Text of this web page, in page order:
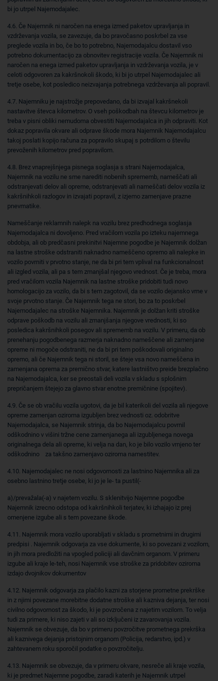
bi jo utrpel Najemodajalec.
4.6. Če Najemnik ni naročen na enega izmed paketov upravljanja in
vzdrževanja vozila, se zavezuje, da bo pravočasno poskrbel za vse
preglede vozila in bo, če bo to potrebno, Najemodajalcu dostavil vso
potrebno dokumentacijo za obnovitev registracije vozila. Če Najemnik ni
naročen na enega izmed paketov upravljanja in vzdrževanja vozila, je v
celoti odgovoren za kakršnokoli škodo, ki bi jo utrpel Najemodajalec ali
tretje osebe, kot posledico neizvajanja potrebnega vzdrževanja ali popravil.
4.7. Najemniku je najstrožje prepovedano, da bi izvajal kakršnekoli
nastavitve števca kilometrov. O vseh poškodbah na števcu kilometrov je
treba v pisni obliki nemudoma obvestiti Najemodajalca in jih odpraviti. Kot
dokaz popravila okvare ali odprave škode mora Najemnik Najemodajalcu
takoj poslati kopijo računa za popravilo skupaj s potrdilom o številu
prevoženih kilometrov pred popravilom.
4.8. Brez vnaprejšnjega pisnega soglasja s strani Najemodajalca,
Najemnik na vozilu ne sme narediti nobenih sprememb, nameščati ali
odstranjevati delov ali opreme, odstranjevati ali nameščati delov vozila iz
kakršnihkoli razlogov in izvajati popravil, z izjemo zamenjave prazne
pnevmatike.
Nameščanje reklamnih nalepk na vozilu brez predhodnega soglasja
Najemodajalca ni dovoljeno. Pred vračilom vozila po izteku najemnega
obdobja, ali ob predčasni prekinitvi Najemne pogodbe je Najemnik dolžan
na lastne stroške odstraniti naknadno nameščeno opremo ali nalepke in
vozilo povrniti v prvotno stanje, ne da bi pri tem vplival na funkcionalnost
ali izgled vozila, ali pa s tem zmanjšal njegovo vrednost. Če je treba, mora
pred vračilom vozila Najemnik na lastne stroške pridobiti tudi novo
homologacijo za vozilo, da bi s tem zagotovil, da se vozilo dejansko vrne v
svoje prvotno stanje. Če Najemnik tega ne stori, bo za to poskrbel
Najemodajalec na stroške Najemnika. Najemnik je dolžan kriti stroške
odprave poškodb na vozilu ali zmanjšanja njegove vrednosti, ki so
posledica kakršnihkoli posegov ali sprememb na vozilu. V primeru, da ob
prenehanju pogodbenega razmerja naknadno nameščene ali zamenjane
opreme ni mogoče odstraniti, ne da bi pri tem poškodovali originalno
opremo, ali če Najemnik tega ni storil, se šteje vsa novo nameščena in
zamenjana oprema za premično stvar, katere lastništvo preide brezplačno
na Najemodajalca, ker se preostali deli vozila v skladu s splošnim
prepričanjem štejejo za glavno stvar enotne premičnine (spojitev).
4.9. Če se ob vračilu vozila ugotovi, da je bil katerikoli del vozila ali njegove
opreme zamenjan oziroma izgubljen brez vednosti oz. odobritve
Najemodajalca, se Najemnik strinja, da bo Najemodajalcu povrnil
odškodnino v višini tržne cene zamenjanega ali izgubljenega novega
originalnega dela ali opreme, ki velja na dan, ko je bilo vozilo vrnjeno ter
odškodnino za takšno zamenjavo oziroma namestitev.
4.10. Najemodajalec ne nosi odgovornosti za lastnino Najemnika ali za
osebno lastnino tretje osebe, ki jo je le- ta pustil(-
a)/prevažala(-a) v najetem vozilu. S sklenitvijo Najemne pogodbe
Najemnik izrecno odstopa od kakršnihkoli terjatev, ki izhajajo iz prej
omenjene izgube ali s tem povezane škode.
4.11. Najemnik mora vozilo uporabljati v skladu s prometnimi in drugimi
predpisi . Najemnik odgovarja za vse dokumente, ki so povezani z vozilom,
in jih mora predložiti na vpogled policiji ali davčnim organom. V primeru
izgube ali kraje le-teh, nosi Najemnik vse stroške za pridobitev oziroma
izdajo dvojnikov dokumentov
4.12. Najemnik odgovarja za plačilo kazni za storjene prometne prekrške
in z njimi povezane morebitne dodatne stroške ali kazniva dejanja, ter nosi
civilno odgovornost za škodo, ki je povzročena z najetim vozilom. To velja
tudi za primere, ki niso zajeti v ali so izključeni iz zavarovanja vozila.
Najemnik se obvezuje, da bo v primeru povzročitve prometnega prekrška
ali kaznivega dejanja pristojnim organom (Policija, redarstvo, ipd.) v
zahtevanem roku sporočil podatke o povzročitelju.
4.13. Najemnik se obvezuje, da v primeru okvare, nesreče ali kraje vozila,
ki je predmet Najemne pogodbe, zaradi katerih je Najemnik utrpel